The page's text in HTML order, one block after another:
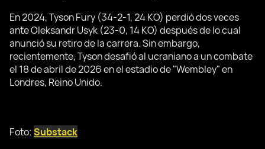
En 2024, Tyson Fury (34-2-1, 24 KO) perdió dos veces
ante Oleksandr Usyk (23-0, 14 KO) después de lo cual
anunció su retiro de la carrera. Sin embargo,
recientemente, Tyson desafió al ucraniano a un combate
el 18 de abril de 2026 en el estadio de "Wembley" en
Londres, Reino Unido.
Foto:Substack